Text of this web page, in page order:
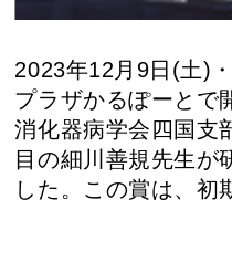
2023年12月9日(土)
プラザかるぽーとで
消化器病学会四国支
目の細川善規先生が
した。この賞は、初